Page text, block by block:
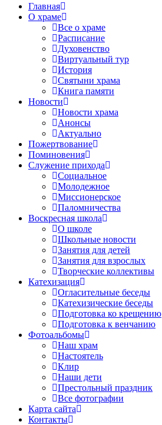
Главная
О храме
Все о храме
Расписание
Духовенство
Виртуальный тур
История
Святыни храма
Книга памяти
Новости
Новости храма
Анонсы
Актуально
Пожертвование
Поминовения
Служение прихода
Социальное
Молодежное
Миссионерское
Паломничества
Воскресная школа
О школе
Школьные новости
Занятия для детей
Занятия для взрослых
Творческие коллективы
Катехизация
Огласительные беседы
Катехизические беседы
Подготовка ко крещению
Подготовка к венчанию
Фотоальбомы
Наш храм
Настоятель
Клир
Наши дети
Престольный праздник
Все фотографии
Карта сайта
Контакты